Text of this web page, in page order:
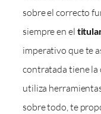
sobre el correcto
siempre en el
imperativo que te
contratada tiene la
utiliza
sobre todo, te